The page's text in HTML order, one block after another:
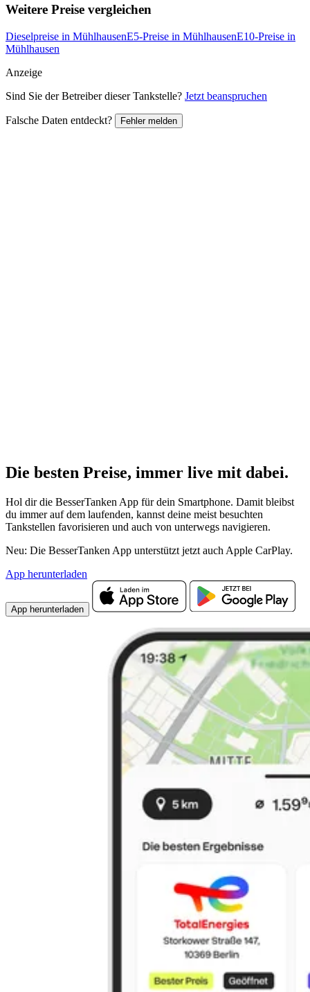
Weitere Preise vergleichen
Dieselpreise in MühlhausenE5-Preise in MühlhausenE10-Preise in
Mühlhausen
Anzeige
Sind Sie der Betreiber dieser Tankstelle? Jetzt beanspruchen
Falsche Daten entdeckt? Fehler melden
Die besten Preise, immer live mit dabei.
Hol dir die BesserTanken App für dein Smartphone. Damit bleibst
du immer auf dem laufenden, kannst deine meist besuchten
Tankstellen favorisieren und auch von unterwegs navigieren.
Neu: Die BesserTanken App unterstützt jetzt auch Apple CarPlay.
App herunterladen
App herunterladen